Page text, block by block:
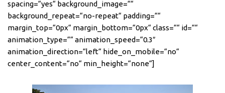
spacing=“yes“ background_image=““
background_repeat=“no-repeat“ padding=““
margin_top=“0px“ margin_bottom=“0px“ class=““ id=““
animation_type=““ animation_speed=“0.3″
animation_direction=“left“ hide_on_mobile=“no“
center_content=“no“ min_height=“none“]